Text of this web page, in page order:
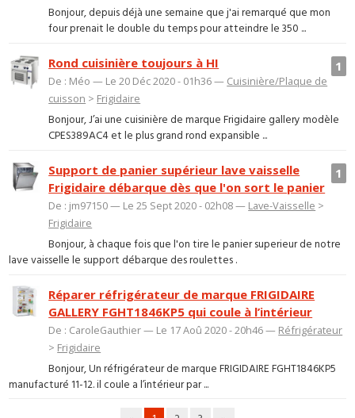
Bonjour, depuis déjà une semaine que j'ai remarqué que mon
four prenait le double du temps pour atteindre le 350 ...
1
Rond cuisinière toujours à HI
De : Méo — Le 20 Déc 2020 - 01h36 — Cuisinière/Plaque de
cuisson > Frigidaire
Bonjour, J’ai une cuisinière de marque Frigidaire gallery modèle
CPES389AC4 et le plus grand rond expansible ...
1
Support de panier supérieur lave vaisselle
Frigidaire débarque dès que l'on sort le panier
De : jm97150 — Le 25 Sept 2020 - 02h08 — Lave-Vaisselle >
Frigidaire
Bonjour, à chaque fois que l'on tire le panier superieur de notre
lave vaisselle le support débarque des roulettes .
Réparer réfrigérateur de marque FRIGIDAIRE
GALLERY FGHT1846KP5 qui coule à l’intérieur
De : CaroleGauthier — Le 17 Aoû 2020 - 20h46 — Réfrigérateur
> Frigidaire
Bonjour, Un réfrigérateur de marque FRIGIDAIRE FGHT1846KP5
manufacturé 11-12. il coule a l’intérieur par ...